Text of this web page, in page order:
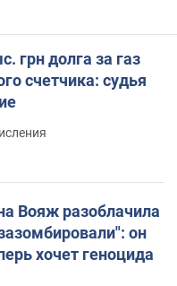
грн долга за газ
счетчика: судья
Вояж разоблачила
он
хочет геноцида